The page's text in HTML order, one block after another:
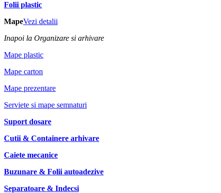
Folii plastic
MapeVezi detalii
Inapoi la Organizare si arhivare
Mape plastic
Mape carton
Mape prezentare
Serviete si mape semnaturi
Suport dosare
Cutii & Containere arhivare
Caiete mecanice
Buzunare & Folii autoadezive
Separatoare & Indecsi